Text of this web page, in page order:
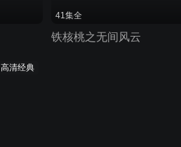
41集全
铁核桃之无间风云
高清经典